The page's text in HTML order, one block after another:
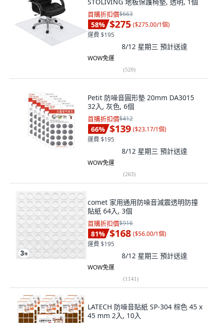
首購折扣價$663
58% $275 ($275.00/1個)
運費 $195
8/12 星期三 預計送達
WOW免運
(520)
Petit 防噪音圓形墊 20mm DA3015
32入, 灰色, 6個
首購折扣價$412
66% $139 ($23.17/1個)
運費 $195
8/12 星期三 預計送達
WOW免運
(263)
comet 家用通用防噪音減震透明防撞
貼紙 64入, 3個
首購折扣價$916
81% $168 ($56.00/1個)
運費 $195
8/12 星期三 預計送達
WOW免運
(1141)
LATECH 防噪音貼紙 SP-304 棕色 45 x
45 mm 2入, 10入